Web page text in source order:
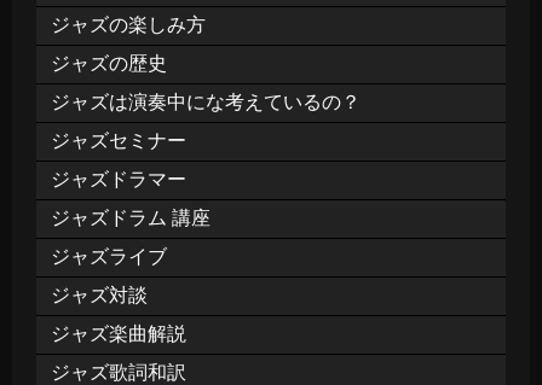
ジャズの楽しみ方
ジャズの歴史
ジャズは演奏中にな考えているの？
ジャズセミナー
ジャズドラマー
ジャズドラム 講座
ジャズライブ
ジャズ対談
ジャズ楽曲解説
ジャズ歌詞和訳